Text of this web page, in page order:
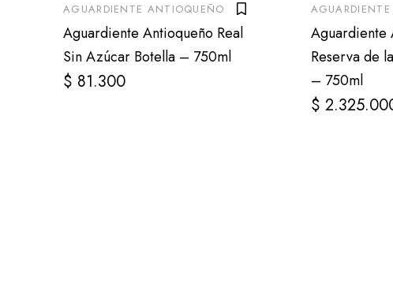
AGUARDIENTE ANTIOQUEÑO
Aguardiente Antioqueño Real
Sin Azúcar Botella – 750ml
$ 81.300
Aguardiente
Reserva de
– 750ml
$